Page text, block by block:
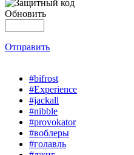
Обновить
Отправить
#bifrost
#Experience
#jackall
#nibble
#provokator
#воблеры
#голавль